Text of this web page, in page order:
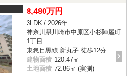
8,480万円
3LDK / 2026年
神奈川県川崎市中原区小杉陣屋町
1丁目
東急目黒線 新丸子 徒歩12分
建物面積 120.47㎡
土地面積 72.86㎡ (実測)